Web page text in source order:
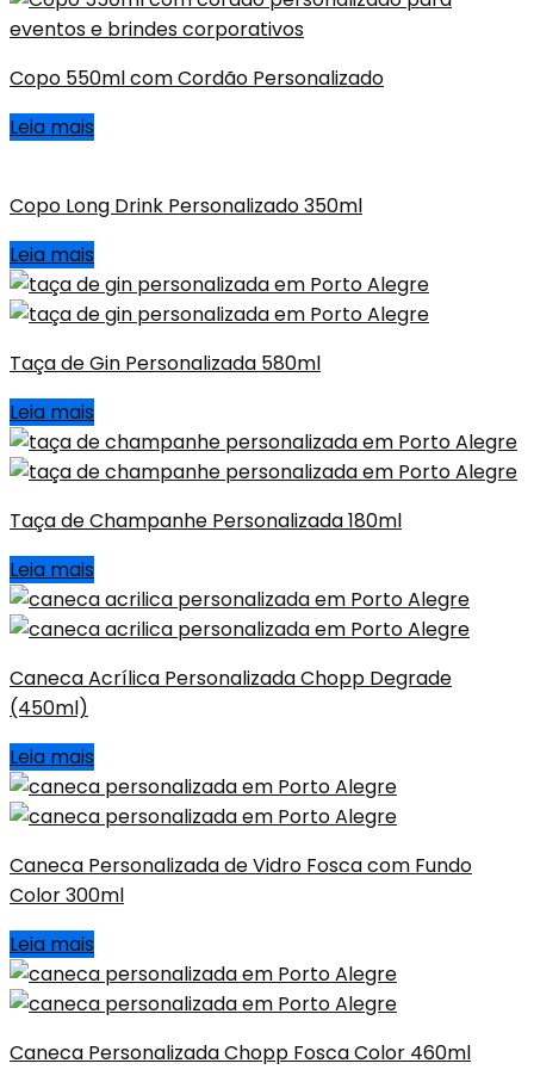
Copo 550ml com Cordão Personalizado
Leia mais
Copo Long Drink Personalizado 350ml
Leia mais
Taça de Gin Personalizada 580ml
Leia mais
Taça de Champanhe Personalizada 180ml
Leia mais
Caneca Acrílica Personalizada Chopp Degrade
(450ml)
Leia mais
Caneca Personalizada de Vidro Fosca com Fundo
Color 300ml
Leia mais
Caneca Personalizada Chopp Fosca Color 460ml